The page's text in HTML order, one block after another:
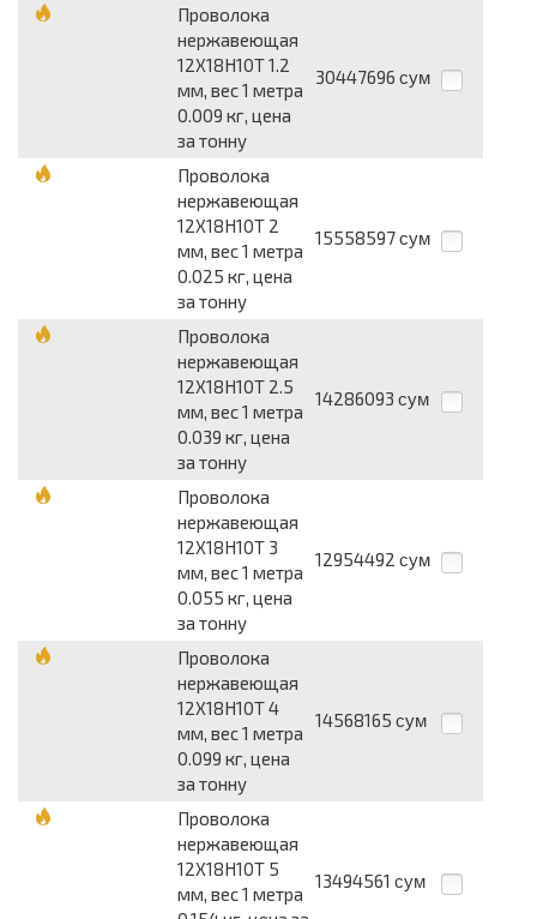
Проволока
нержавеющая
12Х18Н10Т 1.2
мм, вес 1 метра
0.009 кг, цена
за тонну
30447696 сум
Проволока
нержавеющая
12Х18Н10Т 2
мм, вес 1 метра
0.025 кг, цена
за тонну
15558597 сум
Проволока
нержавеющая
12Х18Н10Т 2.5
мм, вес 1 метра
0.039 кг, цена
за тонну
14286093 сум
Проволока
нержавеющая
12Х18Н10Т 3
мм, вес 1 метра
0.055 кг, цена
за тонну
12954492 сум
Проволока
нержавеющая
12Х18Н10Т 4
мм, вес 1 метра
0.099 кг, цена
за тонну
14568165 сум
Проволока
нержавеющая
12Х18Н10Т 5
мм, вес 1 метра
13494561 сум